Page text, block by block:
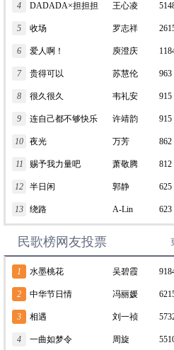
4 DADADA×担担担 王心凌
5 收场 罗志祥
6 爱人啊！ 庾澄庆
7 贵得可以 苏慧伦 963
8 很久很久 韦礼安 915
9 连自己都不够快乐 许靖韵 915
10 夜光 万芳 862
11 赐予我力量吧 萧敬腾 812
12 半日闲 郭静 625
13 绕路 A-Lin 623
民歌榜网友投票
1 水墨桃花 吴碧霞
2 中华节日情 冯丽媛
3 相遇 刘一祯
4 一曲如梦令 周旋